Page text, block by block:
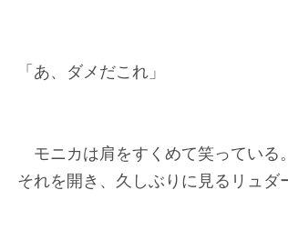
「あ、ダメだこれ」
モニカは肩をすくめて笑っている
それを開き、久しぶりに見るリュダ